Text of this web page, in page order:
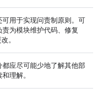
用于实现问责制原则。可
为模块维护代码、修复
。
应尽可能少地了解其他部
理解。